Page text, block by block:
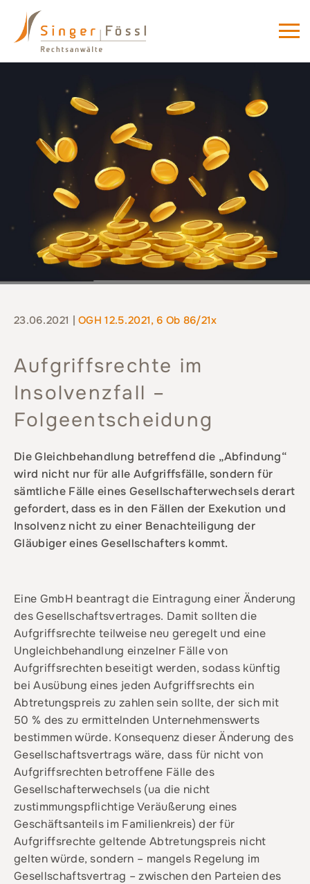
23.06.2021 |OGH 12.5.2021, 6 Ob 86/21x
Aufgriffsrechte im
Insolvenzfall –
Folgeentscheidung
Die Gleichbehandlung betreffend die „Abfindung“
wird nicht nur für alle Aufgriffsfälle, sondern für
sämtliche Fälle eines Gesellschafterwechsels derart
gefordert, dass es in den Fällen der Exekution und
Insolvenz nicht zu einer Benachteiligung der
Gläubiger eines Gesellschafters kommt.
Eine GmbH beantragt die Eintragung einer Änderung
des Gesellschaftsvertrages. Damit sollten die
Aufgriffsrechte teilweise neu geregelt und eine
Ungleichbehandlung einzelner Fälle von
Aufgriffsrechten beseitigt werden, sodass künftig
bei Ausübung eines jeden Aufgriffsrechts ein
Abtretungspreis zu zahlen sein sollte, der sich mit
50 % des zu ermittelnden Unternehmenswerts
bestimmen würde. Konsequenz dieser Änderung des
Gesellschaftsvertrags wäre, dass für nicht von
Aufgriffsrechten betroffene Fälle des
Gesellschafterwechsels (ua die nicht
zustimmungspflichtige Veräußerung eines
Geschäftsanteils im Familienkreis) der für
Aufgriffsrechte geltende Abtretungspreis nicht
gelten würde, sondern – mangels Regelung im
Gesellschaftsvertrag – zwischen den Parteien des